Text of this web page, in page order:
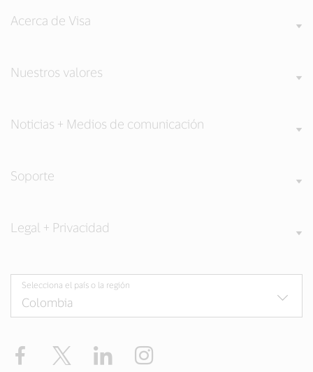
Acerca de Visa
Nuestros valores
Noticias + Medios de comunicación
Soporte
Legal + Privacidad
Selecciona el país o la región
Facebook Twitter LinkedIn